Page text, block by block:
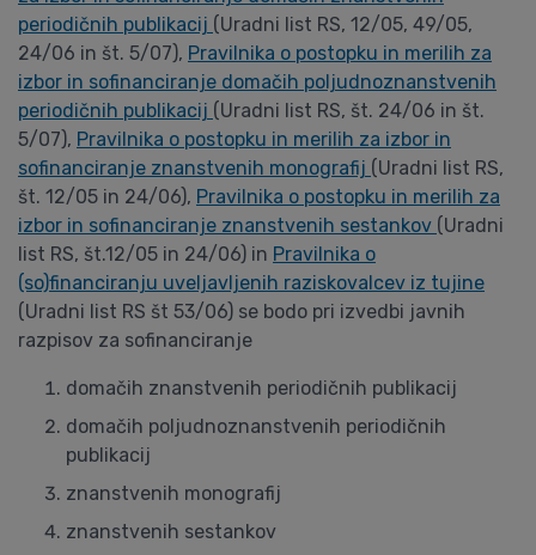
periodičnih publikacij (Uradni list RS, 12/05, 49/05,
24/06 in št. 5/07), Pravilnika o postopku in merilih za
izbor in sofinanciranje domačih poljudnoznanstvenih
periodičnih publikacij (Uradni list RS, št. 24/06 in št.
5/07), Pravilnika o postopku in merilih za izbor in
sofinanciranje znanstvenih monografij (Uradni list RS,
št. 12/05 in 24/06), Pravilnika o postopku in merilih za
izbor in sofinanciranje znanstvenih sestankov (Uradni
list RS, št.12/05 in 24/06) in Pravilnika o
(so)financiranju uveljavljenih raziskovalcev iz tujine
(Uradni list RS št 53/06) se bodo pri izvedbi javnih
razpisov za sofinanciranje
domačih znanstvenih periodičnih publikacij
domačih poljudnoznanstvenih periodičnih
publikacij
znanstvenih monografij
znanstvenih sestankov